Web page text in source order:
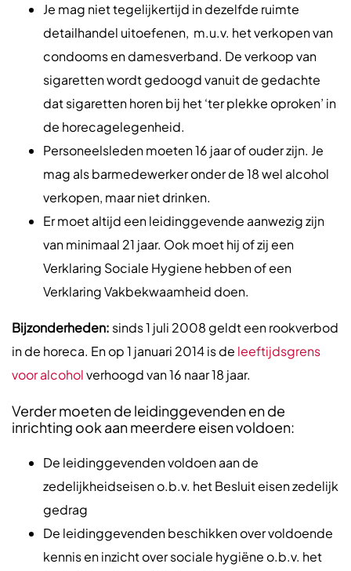
Je mag niet tegelijkertijd in dezelfde ruimte
detailhandel uitoefenen, m.u.v. het verkopen van
condooms en damesverband. De verkoop van
sigaretten wordt gedoogd vanuit de gedachte
dat sigaretten horen bij het ‘ter plekke oproken’ in
de horecagelegenheid.
Personeelsleden moeten 16 jaar of ouder zijn. Je
mag als barmedewerker onder de 18 wel alcohol
verkopen, maar niet drinken.
Er moet altijd een leidinggevende aanwezig zijn
van minimaal 21 jaar. Ook moet hij of zij een
Verklaring Sociale Hygiene hebben of een
Verklaring Vakbekwaamheid doen.
Bijzonderheden: sinds 1 juli 2008 geldt een rookverbod
in de horeca. En op 1 januari 2014 is de leeftijdsgrens
voor alcoholverhoogd van 16 naar 18 jaar.
Verder moeten de leidinggevenden en de
inrichting ook aan meerdere eisen voldoen:
De leidinggevenden voldoen aan de
zedelijkheidseisen o.b.v. het Besluit eisen zedelijk
gedrag
De leidinggevenden beschikken over voldoende
kennis en inzicht over sociale hygiëne o.b.v. het